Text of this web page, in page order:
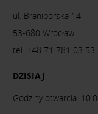
ul. Braniborska 14
53-680 Wrocław
tel. +48 71 781 03 53
DZISIAJ
Godziny otwarcia: